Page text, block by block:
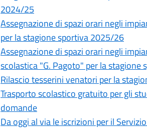
2024/25
Assegnazione di spazi orari negli
per la stagione sportiva 2025/26
Assegnazione di spazi orari negli
scolastica "G. Pagoto" per la
Rilascio tesserini venatori per la
Trasporto scolastico gratuito per gli
domande
Da oggi al via le iscrizioni per il